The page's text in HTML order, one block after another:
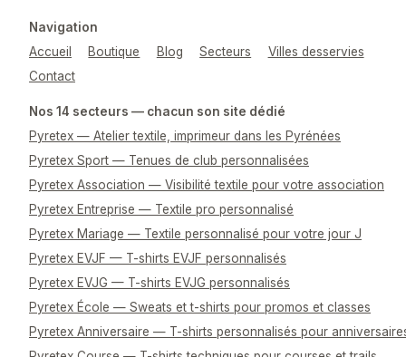
Navigation
Accueil
Boutique Blog Secteurs
Villes desservies
Contact
Nos 14 secteurs — chacun son site dédié
Pyretex — Atelier textile, imprimeur dans les Pyrénées
Pyretex Sport — Tenues de club personnalisées
Pyretex Association — Visibilité textile pour votre association
Pyretex Entreprise — Textile pro personnalisé
Pyretex Mariage — Textile personnalisé pour votre jour J
Pyretex EVJF — T-shirts EVJF personnalisés
Pyretex EVJG — T-shirts EVJG personnalisés
Pyretex École — Sweats et t-shirts pour promos et classes
Pyretex Anniversaire — T-shirts personnalisés pour